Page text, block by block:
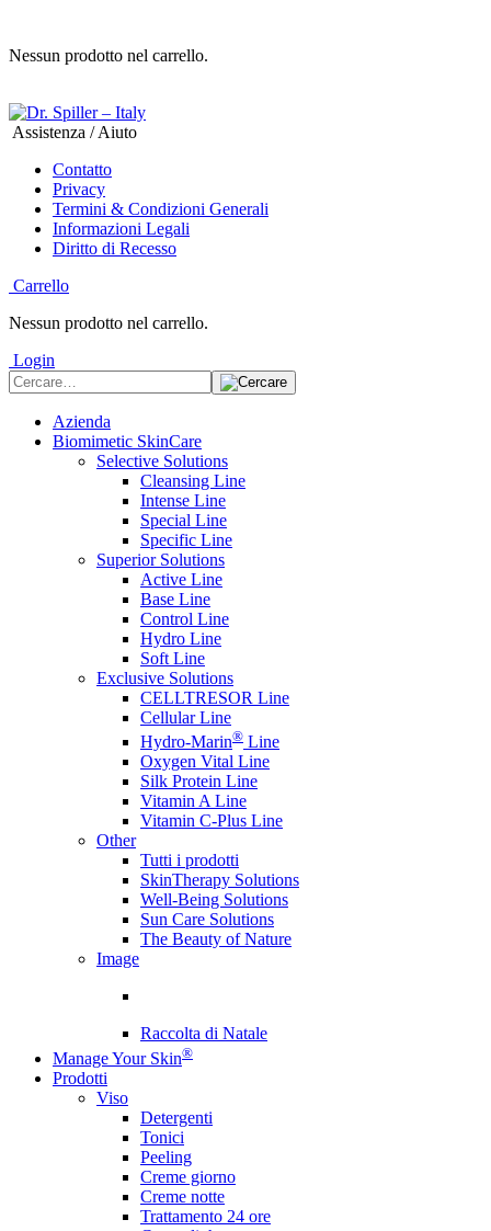
Nessun prodotto nel carrello.
Assistenza / Aiuto
Contatto
Privacy
Termini & Condizioni Generali
Informazioni Legali
Diritto di Recesso
Carrello
Nessun prodotto nel carrello.
Login
Azienda
Biomimetic SkinCare
Selective Solutions
Cleansing Line
Intense Line
Special Line
Specific Line
Superior Solutions
Active Line
Base Line
Control Line
Hydro Line
Soft Line
Exclusive Solutions
CELLTRESOR Line
Cellular Line
Hydro-Marin® Line
Oxygen Vital Line
Silk Protein Line
Vitamin A Line
Vitamin C-Plus Line
Other
Tutti i prodotti
SkinTherapy Solutions
Well-Being Solutions
Sun Care Solutions
The Beauty of Nature
Image
Raccolta di Natale
Manage Your Skin®
Prodotti
Viso
Detergenti
Tonici
Peeling
Creme giorno
Creme notte
Trattamento 24 ore